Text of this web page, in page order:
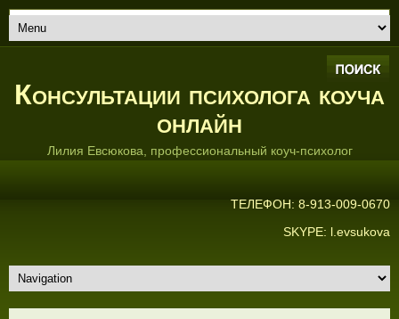
Консультации психолога коуча
онлайн
Лилия Евсюкова, профессиональный коуч-психолог
ТЕЛЕФОН: 8-913-009-0670
SKYPE: l.evsukova